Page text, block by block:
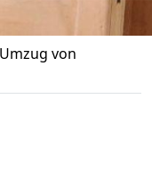
Umzug von